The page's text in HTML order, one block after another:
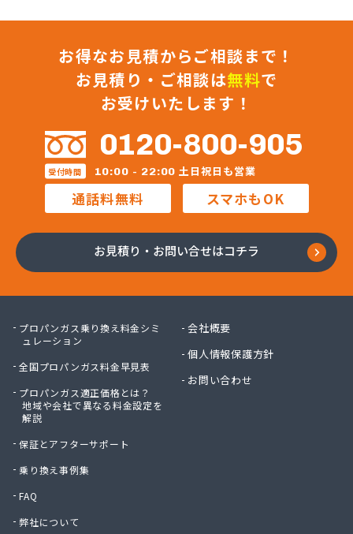
(株)総プロ
(株)中山石油
(株)中島商事
(株)長峰商店
(株)塚本商事
(株)田崎工業
(株)田中燃料店
(株)渡辺石油
(株)東和
(株)堀井商店
(株)會田工業
蒲原燃料住宅設備(株)
蒲原燃料住宅設備(株) 石岡営業所
環境装備(株) 筑波事業所
関口商店
関商店
関彰商事(株) 古河LPGセンター
関東エア・ウォーター(株) つくば店
お得なお見積からご相談まで！
お見積り・ご相談は無料で
お受けいたします！
0120-800-905
受付時間 10:00 - 22:00 土日祝日も営業
通話料無料 スマホもOK
お見積り・お問い合せはコチラ
プロパンガス乗り換え料金シミ
ュレーション
全国プロパンガス料金早見表
プロパンガス適正価格とは？
地域や会社で異なる料金設定を
解説
保証とアフターサポート
乗り換え事例集
FAQ
弊社について
会社概要
個人情報保護方針
お問い合わせ